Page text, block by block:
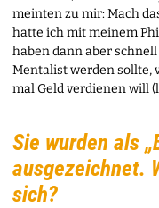
meinten zu mir: Mach
hatte ich mit meinem
haben dann aber
Mentalist werden sollte,
mal Geld verdienen will
Sie wurden als
ausgezeichnet.
sich?